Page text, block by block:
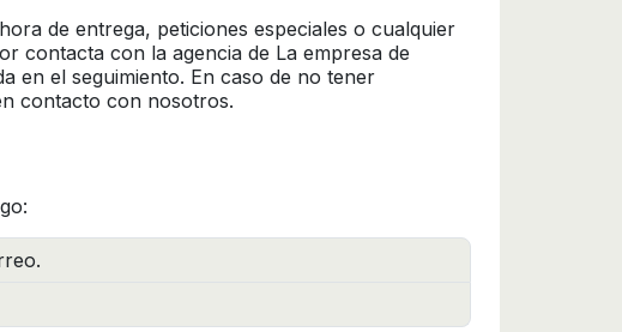
de entrega, peticiones especiales o cualquier
contacta con la agencia de La empresa de
en el seguimiento. En caso de no tener
contacto con nosotros.